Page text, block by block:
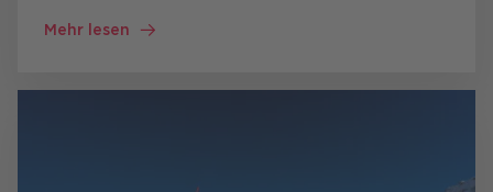
innovative Use Cases und eine klare Digital
Mehr lesen